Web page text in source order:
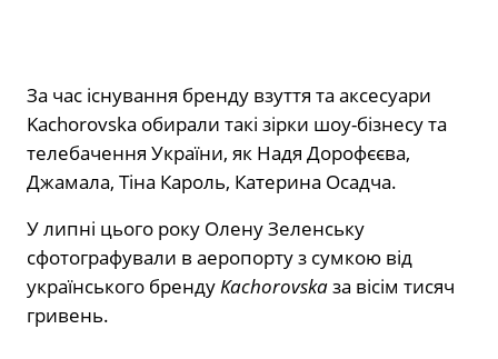
За час існування бренду взуття та аксесуари
Kachorovska обирали такі зірки шоу-бізнесу та
телебачення України, як Надя Дорофєєва,
Джамала, Тіна Кароль, Катерина Осадча.
У липні цього року Олену Зеленську
сфотографували в аеропорту з сумкою від
українського брендуKachorovskaза вісім тисяч
гривень.